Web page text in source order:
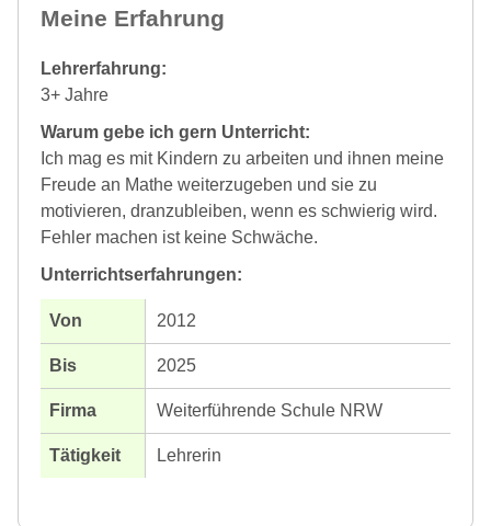
Meine Erfahrung
Lehrerfahrung:
3+ Jahre
Warum gebe ich gern Unterricht:
Ich mag es mit Kindern zu arbeiten und ihnen meine
Freude an Mathe weiterzugeben und sie zu
motivieren, dranzubleiben, wenn es schwierig wird.
Fehler machen ist keine Schwäche.
Unterrichtserfahrungen:
2012
2025
Weiterführende Schule NRW
Lehrerin